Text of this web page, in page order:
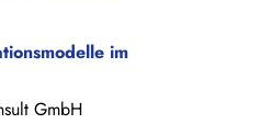
im
GmbH